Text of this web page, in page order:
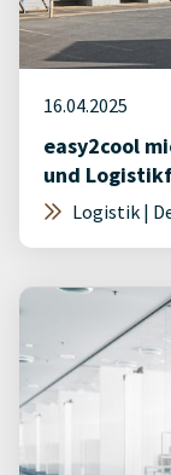
16.04.2025
easy2cool
und
Logistik |